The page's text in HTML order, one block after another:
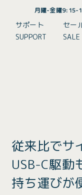
月曜-金曜9:15-
サポート
SUPPORT
セー
SALE
従来比で
USB-C駆動
持ち運びが